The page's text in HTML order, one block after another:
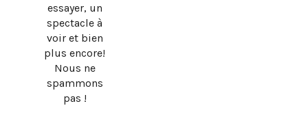
essayer, un
spectacle à
voir et bien
plus encore!
Nous ne
spammons
pas !
SUBWAY QUÉBEC : LE RETOUR OFFICIEL DU PAIN PLAT